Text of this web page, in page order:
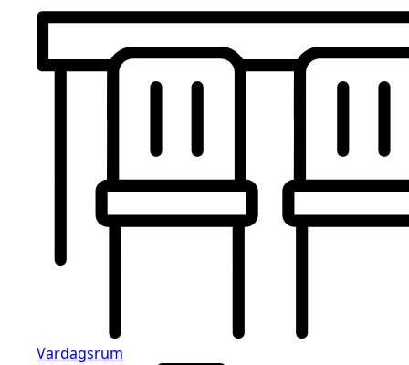
Vardagsrum